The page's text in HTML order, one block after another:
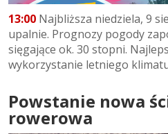
13:00 Najbliższa niedziela, 9
upalnie. Prognozy pogody
sięgające ok. 30 stopni.
wykorzystanie letniego
Powstanie nowa
rowerowa